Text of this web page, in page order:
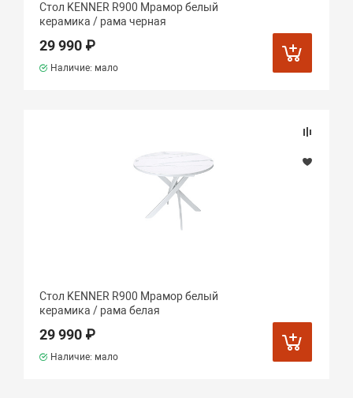
Стол KENNER R900 Мрамор белый
керамика / рама черная
29 990 ₽
Наличие: мало
Стол KENNER R900 Мрамор белый
керамика / рама белая
29 990 ₽
Наличие: мало